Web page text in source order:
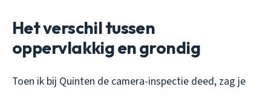
Het verschil tussen
oppervlakkig en grondig
Toen ik bij Quinten de camera-inspectie deed, zag je